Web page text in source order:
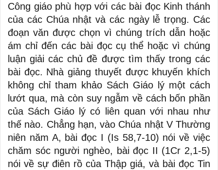
Công giáo phù hợp với các bài đọc Kinh thánh
của các Chúa nhật và các ngày lễ trọng. Các
đoạn văn được chọn vì chúng trích dẫn hoặc
ám chỉ đến các bài đọc cụ thể hoặc vì chúng
luận giải các chủ đề được tìm thấy trong các
bài đọc. Nhà giảng thuyết được khuyến khích
không chỉ tham khảo Sách Giáo lý một cách
lướt qua, mà còn suy ngẫm về cách bốn phần
của Sách Giáo lý có liên quan với nhau như
thế nào. Chẳng hạn, vào Chúa nhật V Thường
niên năm A, bài đọc I (Is 58,7-10) nói về việc
chăm sóc người nghèo, bài đọc II (1Cr 2,1-5)
nói về sự điên rồ của Thập giá, và bài đọc Tin